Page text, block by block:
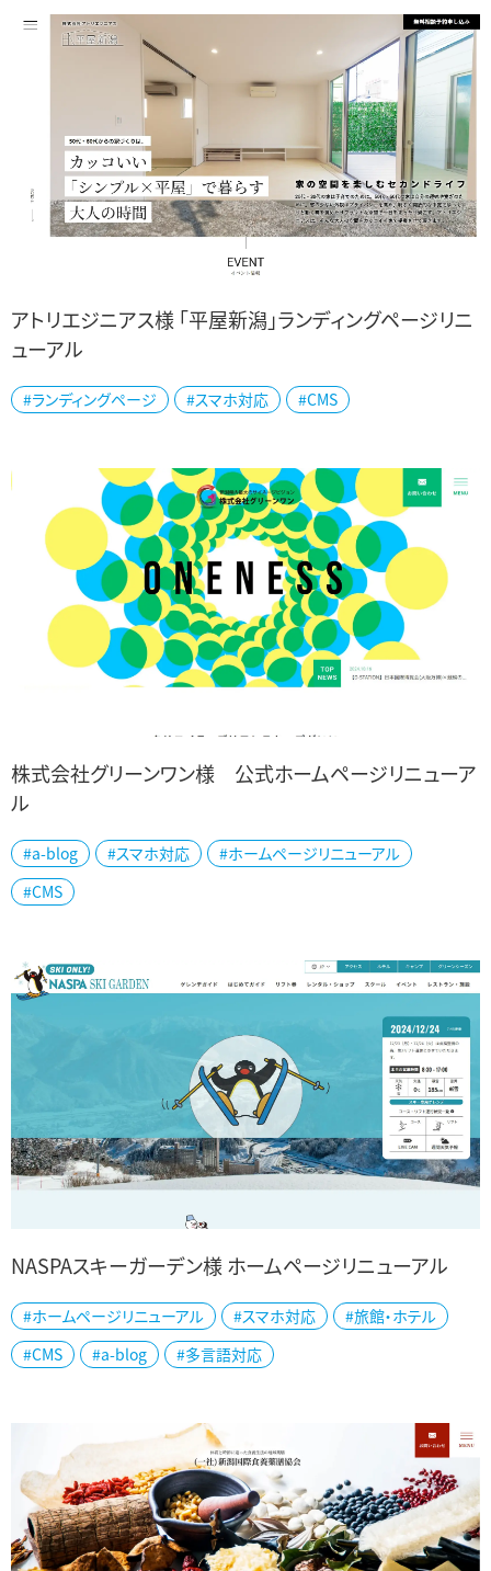
新潟市西区で建築・設計・施工をされているアトリエジニアス様の
「平屋新潟」ランディングページをリニューアルしました。 「シンプル×
アトリエジニアス様 「平屋新潟」ランディングページリニ
ューアル
#ランディングページ #スマホ対応 #CMS
地元新潟の広告代理店、株式会社グリーンワン様の公式ホームペー
ジを制作しました。 チラシ作りから動画制作、テレビ局への出稿、ネッ
ト広告までワンストップでサポート...
株式会社グリーンワン様 公式ホームページリニューア
ル
#a-blog #スマホ対応
#ホームページリニューアル
#CMS
越後湯沢のNASPAスキーガーデン様の公式ホームページのリニュー
アルをしました。 プライベートゲレンデならではのアクセスの良さや、
NASPAスキーガーデン様 ホームページリニューアル
#ホームページリニューアル #スマホ対応
#旅館・ホテル
#CMS
#a-blog #多言語対応